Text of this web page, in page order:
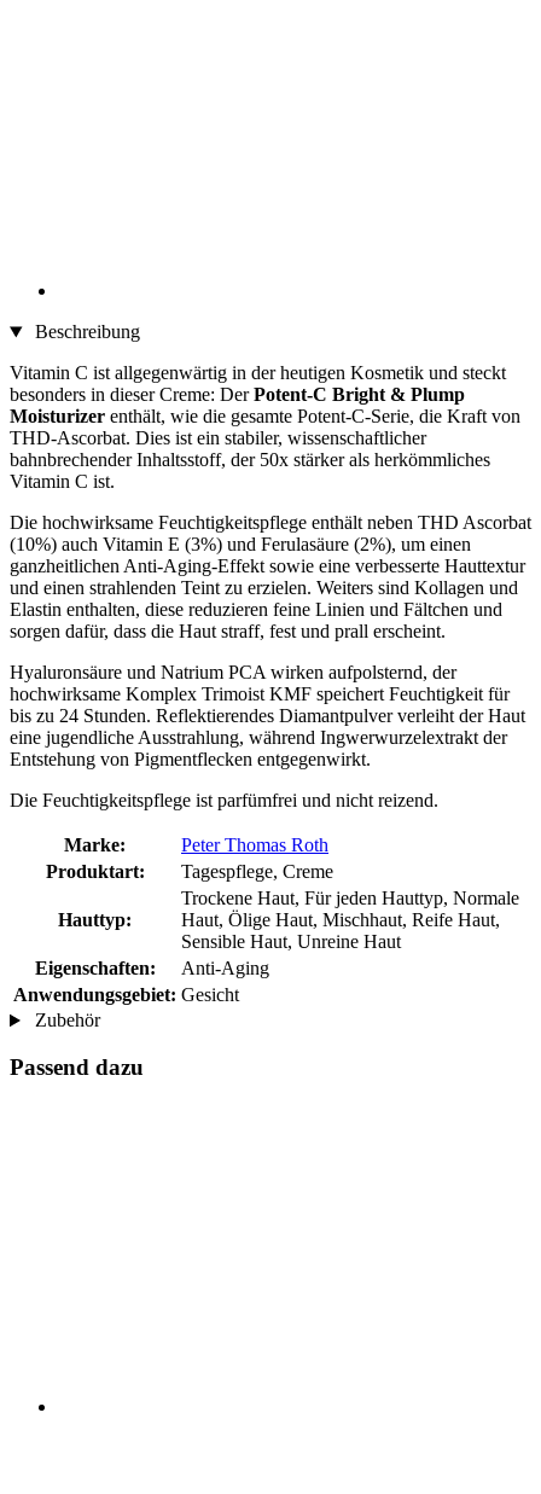
Beschreibung
Vitamin C ist allgegenwärtig in der heutigen Kosmetik und steckt
besonders in dieser Creme: DerPotent-C Bright & Plump
Moisturizer enthält, wie die gesamte Potent-C-Serie, die Kraft von
THD-Ascorbat. Dies ist ein stabiler, wissenschaftlicher
bahnbrechender Inhaltsstoff, der 50x stärker als herkömmliches
Vitamin C ist.
Die hochwirksame Feuchtigkeitspflege enthält neben THD Ascorbat
(10%) auch Vitamin E (3%) und Ferulasäure (2%), um einen
ganzheitlichen Anti-Aging-Effekt sowie eine verbesserte Hauttextur
und einen strahlenden Teint zu erzielen. Weiters sind Kollagen und
Elastin enthalten, diese reduzieren feine Linien und Fältchen und
sorgen dafür, dass die Haut straff, fest und prall erscheint.
Hyaluronsäure und Natrium PCA wirken aufpolsternd, der
hochwirksame Komplex Trimoist KMF speichert Feuchtigkeit für
bis zu 24 Stunden. Reflektierendes Diamantpulver verleiht der Haut
eine jugendliche Ausstrahlung, während Ingwerwurzelextrakt der
Entstehung von Pigmentflecken entgegenwirkt.
Die Feuchtigkeitspflege ist parfümfrei und nicht reizend.
Marke:
Peter Thomas Roth
Produktart:
Tagespflege, Creme
Hauttyp:
Trockene Haut, Für jeden Hauttyp, Normale
Haut, Ölige Haut, Mischhaut, Reife Haut,
Sensible Haut, Unreine Haut
Eigenschaften:
Anti-Aging
Anwendungsgebiet: Gesicht
Zubehör
Passend dazu